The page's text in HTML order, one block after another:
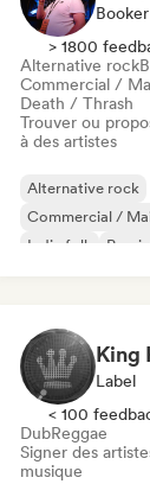
Booker
> 1800
Alternative rock
Commercial /
Death / Thrash
Trouver ou
à des artistes
Alternative rock
Commercial /
Indie folk
Pop
Label
< 100
DubReggae
Signer des
musique